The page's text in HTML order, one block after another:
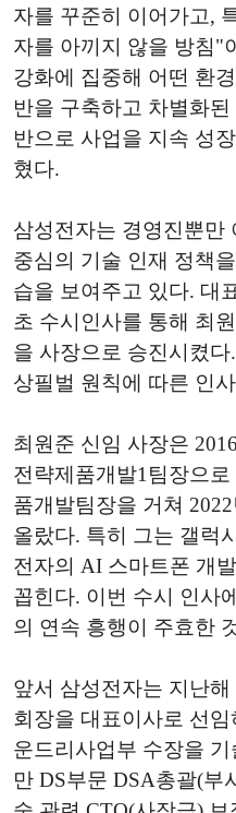
자를 꾸준히 이어가고,
자를 아끼지 않을 방침"
강화에 집중해 어떤 환
반을 구축하고 차별화된
반으로 사업을 지속 성
혔다.
삼성전자는 경영진뿐만
중심의 기술 인재 정책
습을 보여주고 있다. 대
초 수시인사를 통해 최
을 사장으로 승진시켰
상필벌 원칙에 따른 인
최원준 신임 사장은
전략제품개발1팀장으
품개발팀장을 거쳐
올랐다. 특히 그는 갤럭
전자의 AI 스마트폰 개
꼽힌다. 이번 수시 인사
의 연속 흥행이 주효한
앞서 삼성전자는 지난
회장을 대표이사로 선
운드리사업부 수장을
만 DS부문 DSA총괄(부